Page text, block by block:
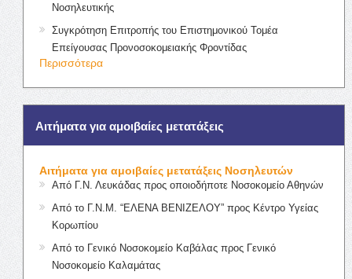
Νοσηλευτικής
Συγκρότηση Επιτροπής του Επιστημονικού Τομέα
Επείγουσας Προνοσοκομειακής Φροντίδας
Περισσότερα
Αιτήματα για αμοιβαίες μετατάξεις
Αιτήματα για αμοιβαίες μετατάξεις Νοσηλευτών
Από Γ.Ν. Λευκάδας προς οποιοδήποτε Νοσοκομείο Αθηνών
Από το Γ.Ν.Μ. “ΕΛΕΝΑ ΒΕΝΙΖΕΛΟΥ” προς Κέντρο Υγείας
Κορωπίου
Από το Γενικό Νοσοκομείο Καβάλας προς Γενικό
Νοσοκομείο Καλαμάτας